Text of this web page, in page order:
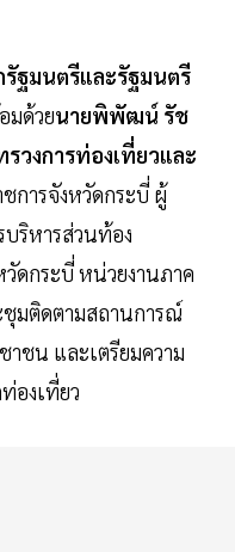
ฐมนตรีและรัฐมนตรี
มด้วยนายพิพัฒน์ รัช
วงการท่องเที่ยวและ
การจังหวัดกระบี่ ผู้
บริหารส่วนท้อง
ดกระบี่ หน่วยงานภาค
ชุมติดตามสถานการณ์
าชน และเตรียมความ
องเที่ยว